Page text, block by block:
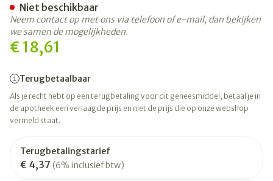
€ 18,61
Terugbetaalbaar
Als je recht hebt op een terugbetaling voor dit geneesmiddel, betaal je in
de apotheek een verlaagde prijs en niet de prijs die op onze webshop
vermeld staat.
Terugbetalingstarief
€ 4,37 (6% inclusief btw)
Niet beschikbaar
Neem contact op met ons via telefoon of e-mail, dan bekijken
we samen de mogelijkheden.